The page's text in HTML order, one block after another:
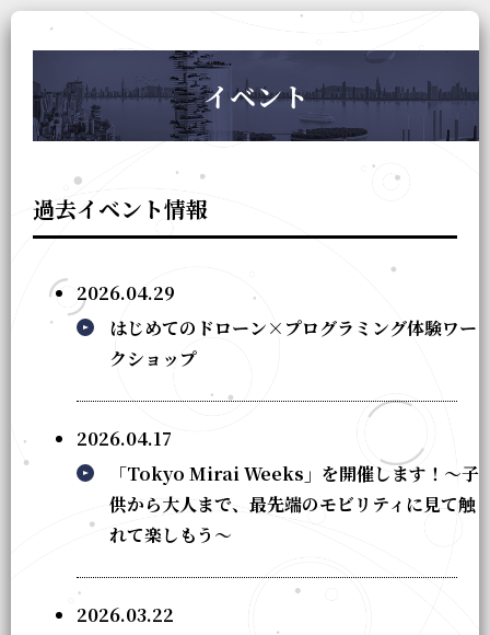
イベント
過去イベント情報
2026.04.29
はじめてのドローン×プログラミング体験ワー
クショップ
2026.04.17
「Tokyo Mirai Weeks」を開催します！～子
供から大人まで、最先端のモビリティに見て触
れて楽しもう～
2026.03.22